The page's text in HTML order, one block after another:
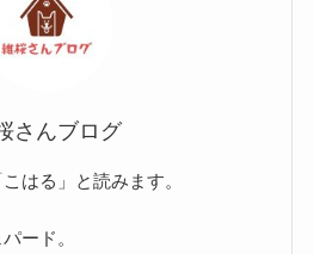
さんブログ
はる」と読みます。
ード。